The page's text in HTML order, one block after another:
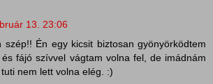
13. 23:06
szép!! Én egy kicsit biztosan gyönyörködtem
fájó szívvel vágtam volna fel, de imádnám
nem lett volna elég. :)